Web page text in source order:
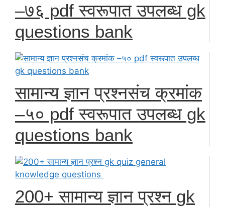
–७६ pdf स्वरूपात उपलब्ध gk
questions bank
सामान्य ज्ञान प्रश्नसंच क्रमांक
–५० pdf स्वरूपात उपलब्ध gk
questions bank
200+ सामान्य ज्ञान प्रश्न gk